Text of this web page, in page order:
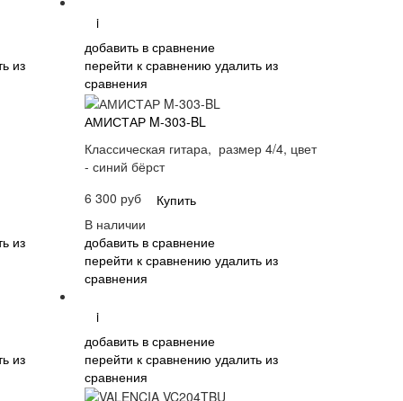
из
из
i
добавить в сравнение
перейти к сравнению удалить из
сравнения
АМИСТАР M-303-BL
Классическая гитара, размер 4/4, цвет
- синий бёрст
6 300 руб
Купить
В наличии
добавить в сравнение
перейти к сравнению удалить из
сравнения
из
i
добавить в сравнение
перейти к сравнению удалить из
сравнения